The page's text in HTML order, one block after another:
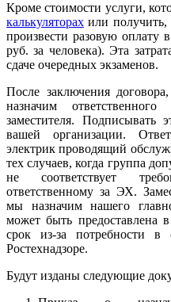
Кроме стоимости услуги,
калькуляторах или получить,
произвести разовую оплату
руб. за человека). Эта
сдаче очередных экзаменов.
После заключения
назначим
заместителя. Подписывать
вашей организации.
электрик проводящий
тех случаев, когда группа
не соответствует
ответственному за ЭХ.
мы назначим нашего
может быть предоставлена
срок из-за потребности в
Ростехнадзоре.
Будут изданы следующие